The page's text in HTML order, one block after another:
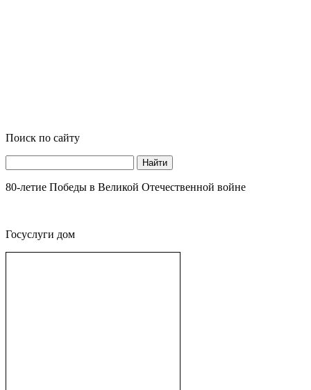
Поиск по сайту
Найти
80-летие Победы в Великой Отечественной войне
Госуслуги дом